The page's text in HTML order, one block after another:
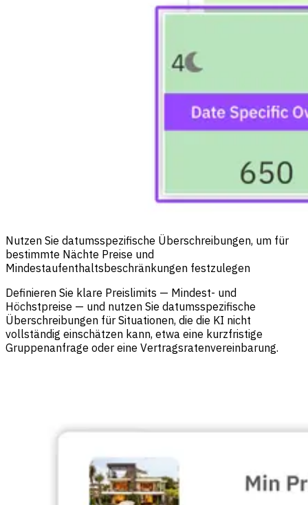
Nutzen Sie datumsspezifische Überschreibungen, um für
bestimmte Nächte Preise und
Mindestaufenthaltsbeschränkungen festzulegen
Definieren Sie klare Preislimits — Mindest- und
Höchstpreise — und nutzen Sie datumsspezifische
Überschreibungen für Situationen, die die KI nicht
vollständig einschätzen kann, etwa eine kurzfristige
Gruppenanfrage oder eine Vertragsratenvereinbarung.